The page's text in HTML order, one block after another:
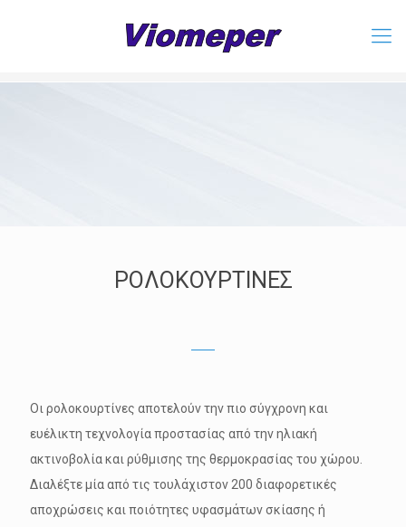
ΡΟΛΟΚΟΥΡΤΙΝΕΣ
Οι ρολοκουρτίνες αποτελούν την πιο σύγχρονη και
ευέλικτη τεχνολογία προστασίας από την ηλιακή
ακτινοβολία και ρύθμισης της θερμοκρασίας του χώρου.
Διαλέξτε μία από τις τουλάχιστον 200 διαφορετικές
αποχρώσεις και ποιότητες υφασμάτων σκίασης ή